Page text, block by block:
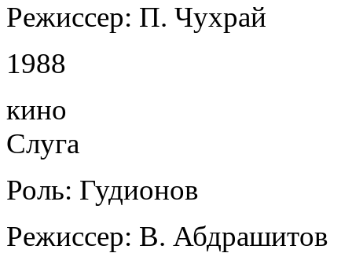
Режиссер: П. Чухрай
1988
кино
Слуга
Роль: Гудионов
Режиссер: В. Абдрашитов